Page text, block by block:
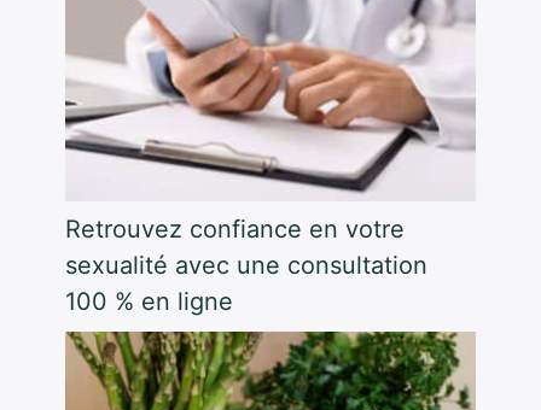
Retrouvez confiance en votre
sexualité avec une consultation
100 % en ligne